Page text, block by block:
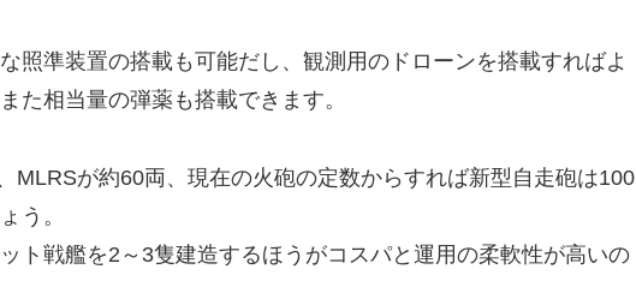
照準装置の搭載も可能だし、観測用のドローンを搭載すればよ
た相当量の弾薬も搭載できます。
MLRSが約60両、現在の火砲の定数からすれば新型自走砲は100
う。
ト戦艦を2～3隻建造するほうがコスパと運用の柔軟性が高いの